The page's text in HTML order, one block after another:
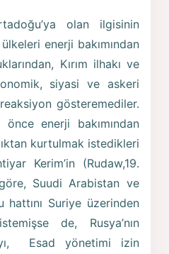
olan ilgisinin
enerji bakımından
Kırım ilhakı ve
siyasi ve askeri
gösteremediler.
enerji bakımından
kurtulmak istedikleri
Kerim’in (Rudaw,19.
Suudi Arabistan ve
Suriye üzerinden
de, Rusya’nın
Esad yönetimi izin